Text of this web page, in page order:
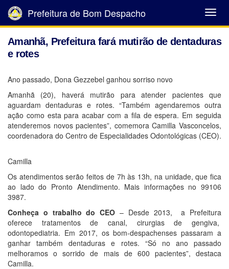
Abrir
Menu
Prefeitura de Bom Despacho
Amanhã, Prefeitura fará mutirão de dentaduras
e rotes
Ano passado, Dona Gezzebel ganhou sorriso novo
Amanhã (20), haverá mutirão para atender pacientes que
aguardam dentaduras e rotes. “Também agendaremos outra
ação como esta para acabar com a fila de espera. Em seguida
atenderemos novos pacientes”, comemora Camilla Vasconcelos,
coordenadora do Centro de Especialidades Odontológicas (CEO).
Camilla
Os atendimentos serão feitos de 7h às 13h, na unidade, que fica
ao lado do Pronto Atendimento. Mais informações no 99106
3987.
Conheça o trabalho do CEO – Desde 2013, a Prefeitura
oferece tratamentos de canal, cirurgias de gengiva,
odontopediatria. Em 2017, os bom-despachenses passaram a
ganhar também dentaduras e rotes. “Só no ano passado
melhoramos o sorrido de mais de 600 pacientes”, destaca
Camilla.